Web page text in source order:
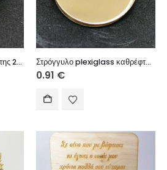
Καρδιά plexiglass καθρέφτης 2,5 cm Στρόγγυλο plexiglass καθρέφτης 2,5 cm
0.91 €